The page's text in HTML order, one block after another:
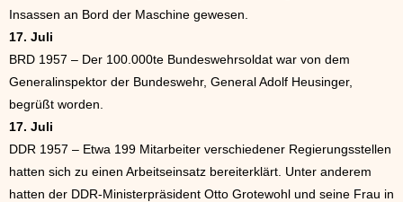
Insassen an Bord der Maschine gewesen.
17. Juli
BRD 1957 – Der 100.000te Bundeswehrsoldat war von dem
Generalinspektor der Bundeswehr, General Adolf Heusinger,
begrüßt worden.
17. Juli
DDR 1957 – Etwa 199 Mitarbeiter verschiedener Regierungsstellen
hatten sich zu einen Arbeitseinsatz bereiterklärt. Unter anderem
hatten der DDR-Ministerpräsident Otto Grotewohl und seine Frau in